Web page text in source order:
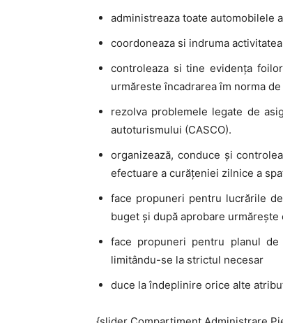
administreaza toate automobilele
coordoneaza si indruma
controleaza si tine evidenţa
urmăreste încadrarea îm norma
rezolva problemele legate de
autoturismului (CASCO).
organizează, conduce şi
efectuare a curăţeniei zilnice a
face propuneri pentru lucrările
buget şi după aprobare
face propuneri pentru planul
limitându-se la strictul necesar
duce la îndeplinire orice alte